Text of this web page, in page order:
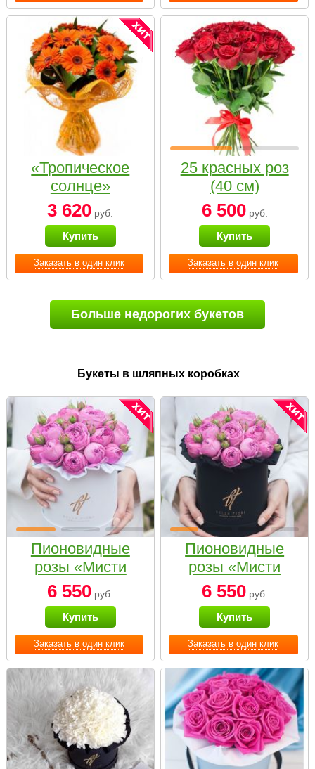
Заказать в один клик
«Тропическое
солнце»
3 620 руб.
Купить
Заказать в один клик
25 красных роз
(40 см)
6 500руб.
Купить
Больше недорогих букетов
Букеты в шляпных коробках
Заказать в один клик
Пионовидные
розы «Мисти
бабблс» в белой
коробке Small
6 550 руб.
Купить
Заказать в один клик
Пионовидные
розы «Мисти
бабблс» в
черной коробке
Small
6 550руб.
Купить